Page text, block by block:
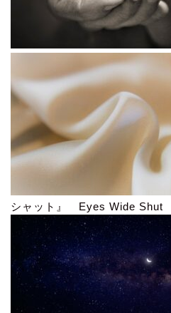
シャット』 Eyes Wide Shut